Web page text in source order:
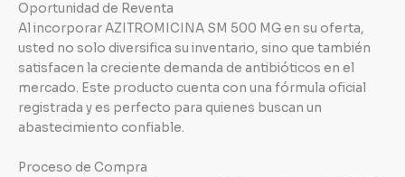
Oportunidad de Reventa
Al incorporar AZITROMICINA SM 500 MG en su oferta,
usted no solo diversifica su inventario, sino que también
satisfacen la creciente demanda de antibióticos en el
mercado. Este producto cuenta con una fórmula oficial
registrada y es perfecto para quienes buscan un
abastecimiento confiable.
Proceso de Compra